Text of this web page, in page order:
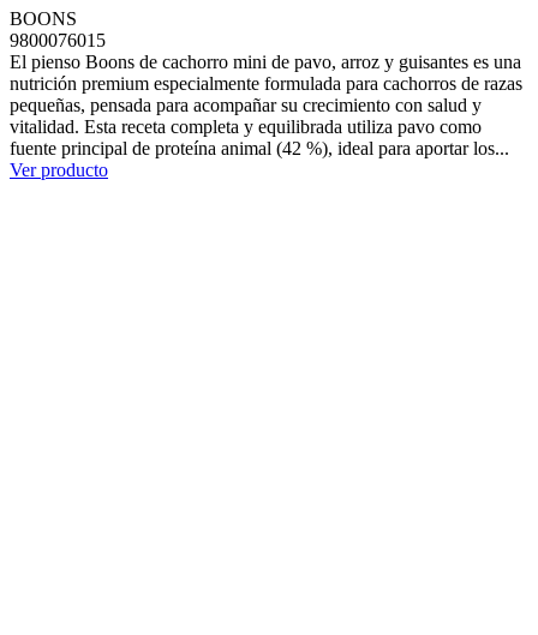
BOONS
9800076015
El pienso Boons de cachorro mini de pavo, arroz y guisantes es una
nutrición premium especialmente formulada para cachorros de razas
pequeñas, pensada para acompañar su crecimiento con salud y
vitalidad. Esta receta completa y equilibrada utiliza pavo como
fuente principal de proteína animal (42 %), ideal para aportar los...
Ver producto